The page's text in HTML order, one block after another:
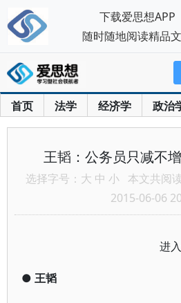
首页 法学 经济学 政治
王韬：公务员只减不
选择字号： 大 中 小 本文共阅
2015-06-06
进
● 王韬
下载爱思想APP
随时随地阅读精品